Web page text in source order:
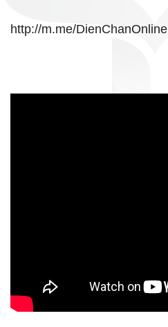
http://m.me/DienChanOnline